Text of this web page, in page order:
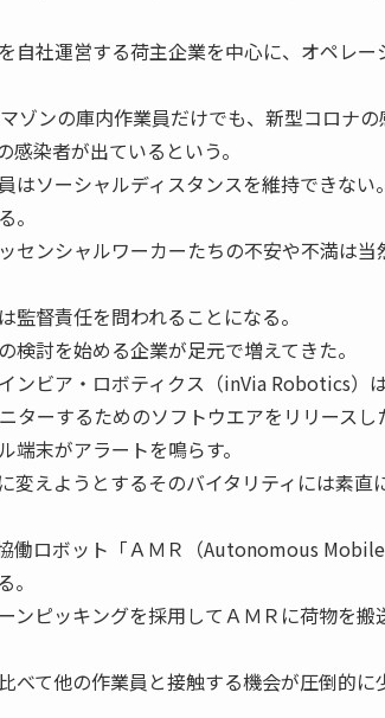
自社運営する荷主企業を中心に、オペレー
ゾンの庫内作業員だけでも、新型コロナの
染者が出ているという。
ソーシャルディスタンスを維持できない。
。
ンシャルワーカーたちの不安や不満は当
督責任を問われることになる。
討を始める企業が足元で増えてきた。
ンビア・ロボティクス（inVia Robotics）
ーするためのソフトウエアをリリースし
末がアラートを鳴らす。
えようとするそのバイタリティには素直
働ロボット「ＡＭＲ（Autonomous Mobile
ンピッキングを採用してＡＭＲに荷物を搬
べて他の作業員と接触する機会が圧倒的に